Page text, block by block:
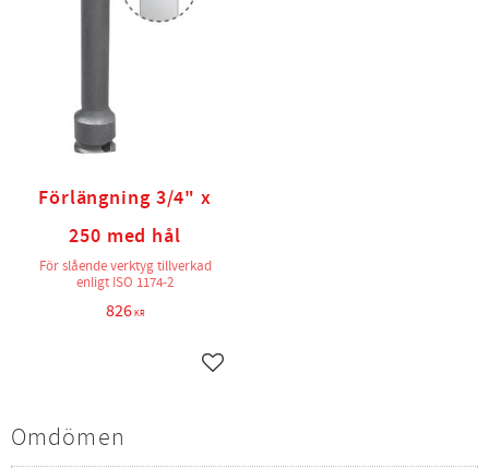
Omdömen
Förlängning 3/4" x
250 med hål
För slående verktyg tillverkad
enligt ISO 1174-2
826KR
Lägg till i favoriter